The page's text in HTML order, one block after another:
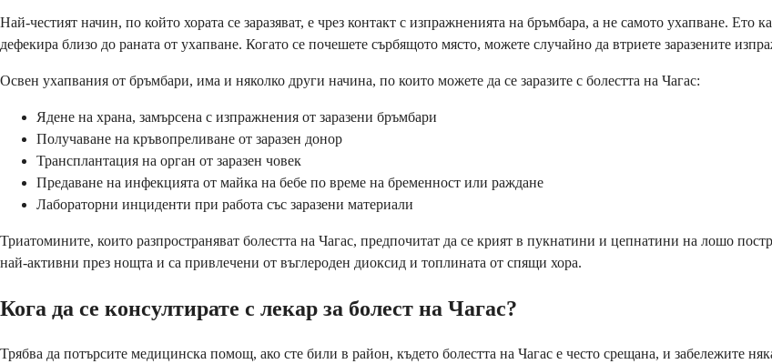
Най-честият начин, по който хората се заразяват, е чрез контакт с изпражненията на бръмбара, а не самото ухапване. Ето
дефекира близо до раната от ухапване. Когато се почешете сърбящото място, можете случайно да втриете заразените
Освен ухапвания от бръмбари, има и няколко други начина, по които можете да се заразите с болестта на Чагас:
Ядене на храна, замърсена с изпражнения от заразени бръмбари
Получаване на кръвопреливане от заразен донор
Трансплантация на орган от заразен човек
Предаване на инфекцията от майка на бебе по време на бременност или раждане
Лабораторни инциденти при работа със заразени материали
Триатомините, които разпространяват болестта на Чагас, предпочитат да се крият в пукнатини и цепнатини на лошо
най-активни през нощта и са привлечени от въглероден диоксид и топлината от спящи хора.
Кога да се консултирате с лекар за болест на Чагас?
Трябва да потърсите медицинска помощ, ако сте били в район, където болестта на Чагас е често срещана, и забележите